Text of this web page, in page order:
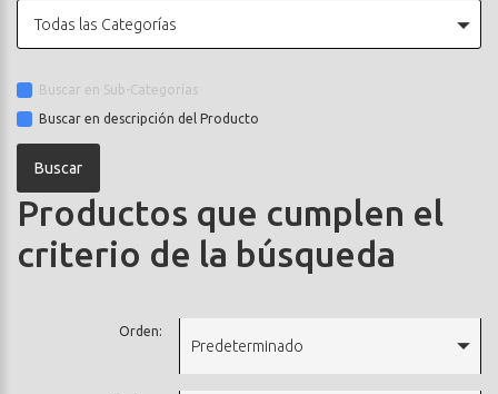
Todas las Categorías
Buscar en Sub-Categorías
Buscar en descripción del Producto
Productos que cumplen el
criterio de la búsqueda
Orden:
Predeterminado